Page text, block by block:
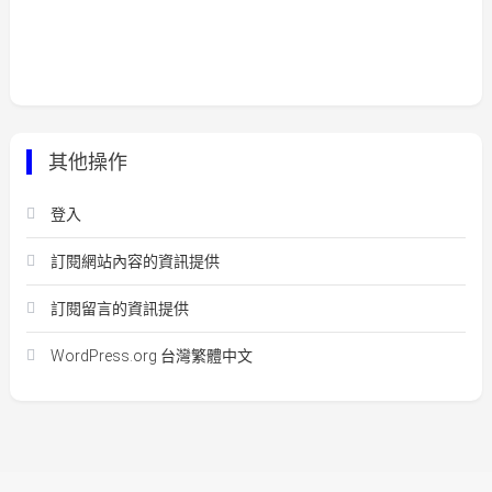
其他操作
登入
訂閱網站內容的資訊提供
訂閱留言的資訊提供
WordPress.org 台灣繁體中文